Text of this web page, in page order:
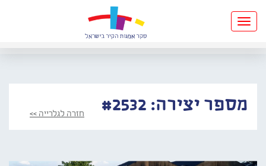
Toggle
navigation
מספר יצירה: #2532 חזרה לגלרייה >>